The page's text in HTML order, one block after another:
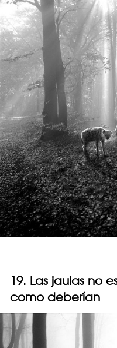
19. Las jaulas no
como deberían